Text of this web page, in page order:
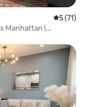
5 (71)
Manhattan |